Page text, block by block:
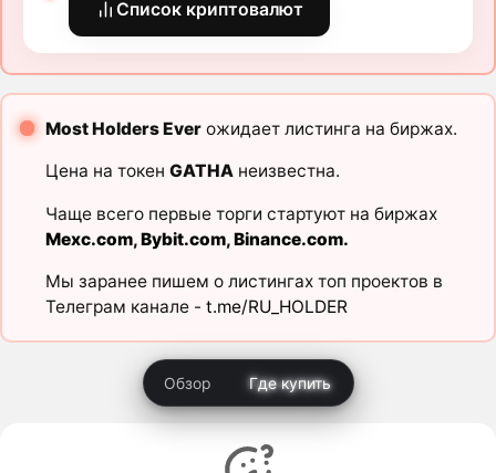
Список криптовалют
Most Holders Everожидает листинга на биржах.
Цена на токен GATHAнеизвестна.
Чаще всего первые торги стартуют на биржах
Mexc.com,Bybit.com,Binance.com.
Мы заранее пишем о листингах топ проектов в
Телеграм канале - t.me/RU_HOLDER
Обзор Где купить